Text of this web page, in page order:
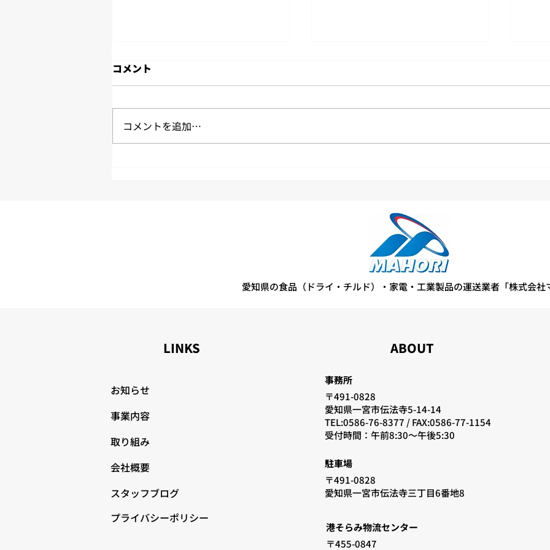
2025年11月度労働時間のご
2025年11月度の労働時間実績の
ご報告です。 拘束時間２４５時
間超えは２名 平均拘束時間は約
１日」 １１月度：交通事故０
2025年10月度の労働時間実績の
休職者は含めていません。 ※上
記数値はあくまで平均値です。
交通事故、作業事故、労災事故の
連続無事故日数 １０月末時点
「１２２日」 １０月度：交通事
2025
日」
コメント
コメントを追加…
愛知県の食品（ドライ・チルド）・家電・工業製品の運送業者「株式会社
LINKS
お知らせ
事業内容
取り組み
会社概要
スタッフブログ
プライバシーポリシー
ABOUT
事務所
〒491-0828
愛知県一宮市伝法寺5-14-14
TEL:0586-76-8377 /FAX:0586-77-1154
​受付時間：午前8:30〜午後5:30
駐車場
〒491-0828
愛知県一宮市伝法寺三丁目6番地8
港そらみ物流センター
〒455-0847